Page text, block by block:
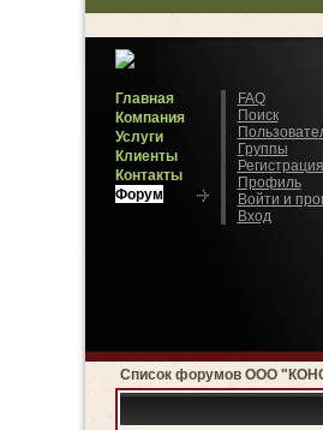
Главная
Компания
Услуги
Клиенты
Контакты
Форум
FAQ
Поиск
Группы
Регистрация
Профиль
Войти и
Вход
Список форумов ООО